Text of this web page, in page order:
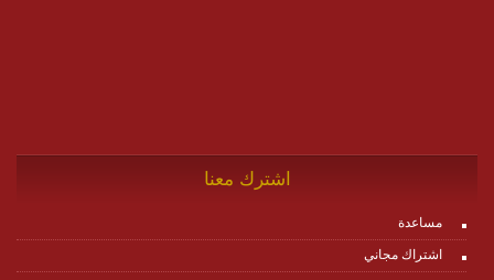
اشترك معنا
مساعدة
اشتراك مجاني